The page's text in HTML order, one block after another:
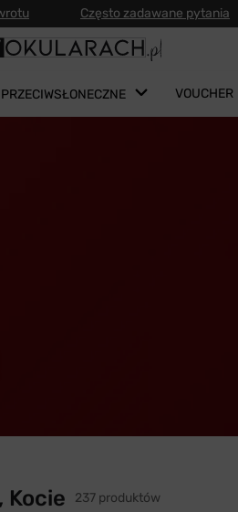
Często zadawane pytania
VOUCHER
Kocie 237 produktów